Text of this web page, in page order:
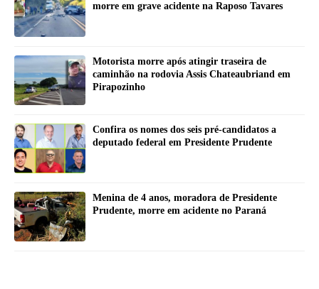
morre em grave acidente na Raposo Tavares
Motorista morre após atingir traseira de
caminhão na rodovia Assis Chateaubriand em
Pirapozinho
Confira os nomes dos seis pré-candidatos a
deputado federal em Presidente Prudente
Menina de 4 anos, moradora de Presidente
Prudente, morre em acidente no Paraná